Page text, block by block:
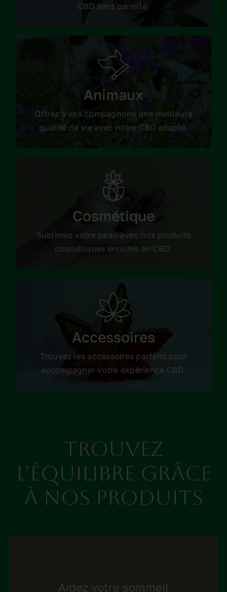
CBD sans pareille.
Animaux
Offrez à vos compagnons une meilleure
qualité de vie avec notre CBD adapté.
Nos produits pour
animaux
Consulter les produits
Cosmétique
Sublimez votre peau avec nos produits
cosmétiques enrichis en CBD.
Nos cosmétiques
Consulter les produits
Accessoires
Trouvez les accessoires parfaits pour
accompagner votre expérience CBD.
Nos accessoires
Consulter les produits
Trouvez
l’équilibre grâce
à nos produits
Aidez votre sommeil